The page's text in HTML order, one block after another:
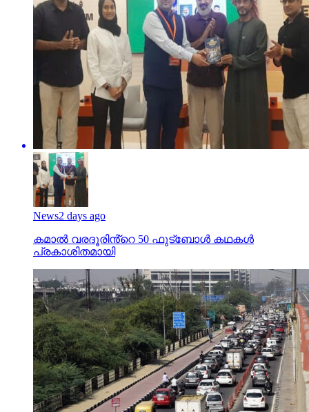
News2 days ago
കമാൽ വരദൂരിൻ്റെ 50 ഫുട്ബോൾ കഥകൾ
പ്രകാശിതമായി